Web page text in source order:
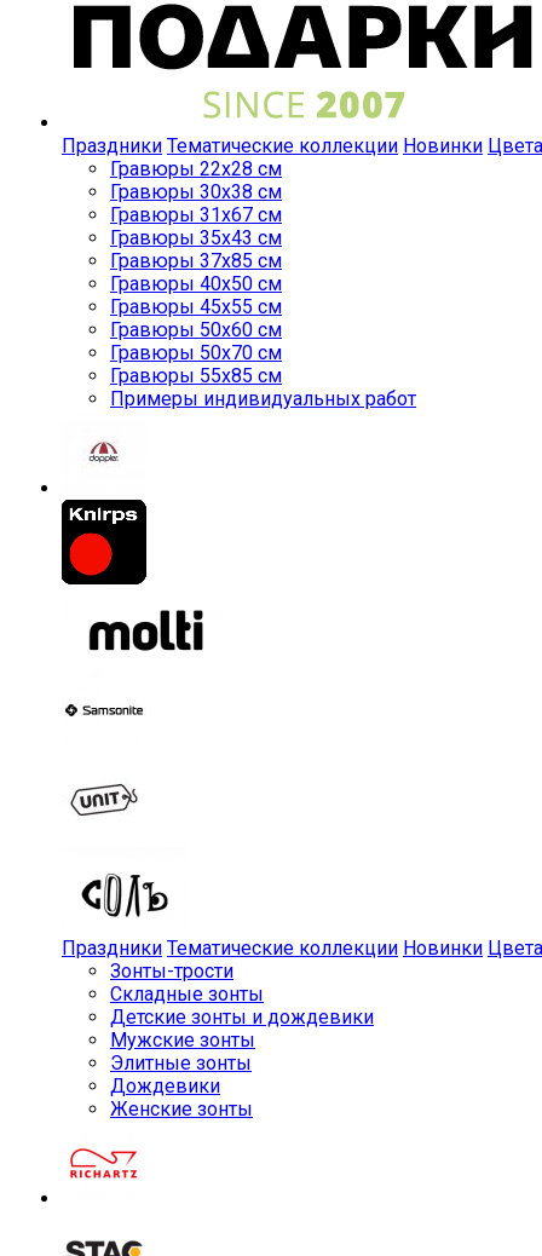
Праздники Тематические коллекции Новинки Цвета
Гравюры 22x28 см
Гравюры 30x38 см
Гравюры 31x67 см
Гравюры 35x43 см
Гравюры 37x85 см
Гравюры 40x50 см
Гравюры 45x55 см
Гравюры 50x60 см
Гравюры 50x70 см
Гравюры 55x85 см
Примеры индивидуальных работ
Праздники Тематические коллекции Новинки Цвета
Зонты-трости
Складные зонты
Детские зонты и дождевики
Мужские зонты
Элитные зонты
Дождевики
Женские зонты